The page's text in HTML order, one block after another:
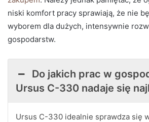
niski komfort pracy sprawiają, że nie
wyborem dla dużych, intensywnie
gospodarstw.
Do jakich prac w
Ursus C-330 nadaje się
Ursus C-330 idealnie sprawdza się